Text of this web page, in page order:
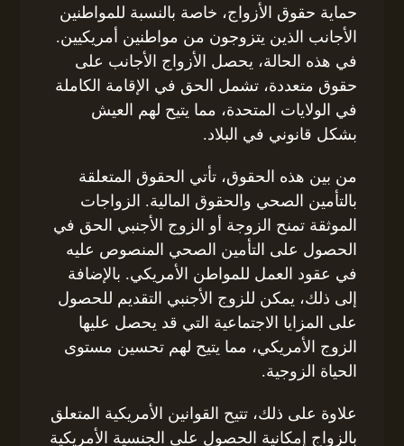
حماية حقوق الأزواج، خاصة بالنسبة للمواطنين
الأجانب الذين يتزوجون من مواطنين أمريكيين.
في هذه الحالة، يحصل الأزواج الأجانب على
حقوق متعددة، تشمل الحق في الإقامة الكاملة
في الولايات المتحدة، مما يتيح لهم العيش
بشكل قانوني في البلاد.
من بين هذه الحقوق، تأتي الحقوق المتعلقة
بالتأمين الصحي والحقوق المالية. الزواجات
الموثقة تمنح الزوجة أو الزوج الأجنبي الحق في
الحصول على التأمين الصحي المنصوص عليه
في عقود العمل للمواطن الأمريكي. بالإضافة
إلى ذلك، يمكن للزوج الأجنبي التقديم للحصول
على المزايا الاجتماعية التي قد يحصل عليها
الزوج الأمريكي، مما يتيح لهم تحسين مستوى
الحياة الزوجية.
علاوة على ذلك، تتيح القوانين الأمريكية المتعلق
بالزواج إمكانية الحصول على الجنسية الأمريكية